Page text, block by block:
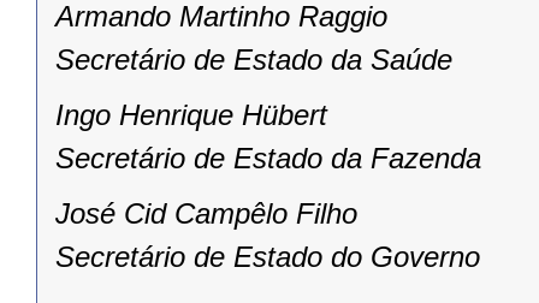
Armando Martinho Raggio
Secretário de Estado da Saúde
Ingo Henrique Hübert
Secretário de Estado da Fazenda
José Cid Campêlo Filho
Secretário de Estado do Governo